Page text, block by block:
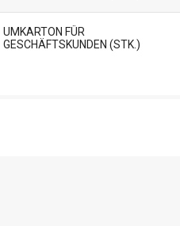
UMKARTON FÜR
GESCHÄFTSKUNDEN (STK.)